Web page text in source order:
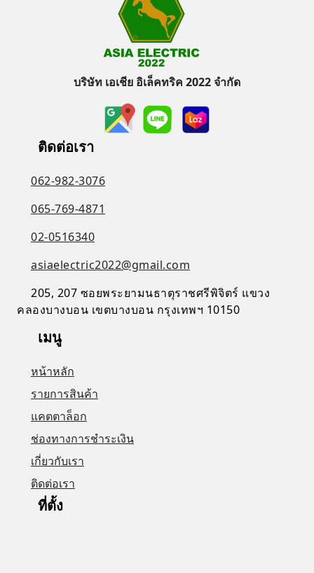
บริษัท เอเชีย อิเล็คทริค 2022 จำกัด
ติดต่อเรา
062-982-3076
065-769-4871
02-0516340
asiaelectric2022@gmail.com
205, 207 ซอยพระยามนธาตุราชศรีพิจิตร์ แขวง
คลองบางบอน เขตบางบอน กรุงเทพฯ 10150
เมนู
หน้าหลัก
รายการสินค้า
แคตตาล็อก
ช่องทางการชำระเงิน
เกี่ยวกับเรา
ติดต่อเรา
ที่ตั้ง